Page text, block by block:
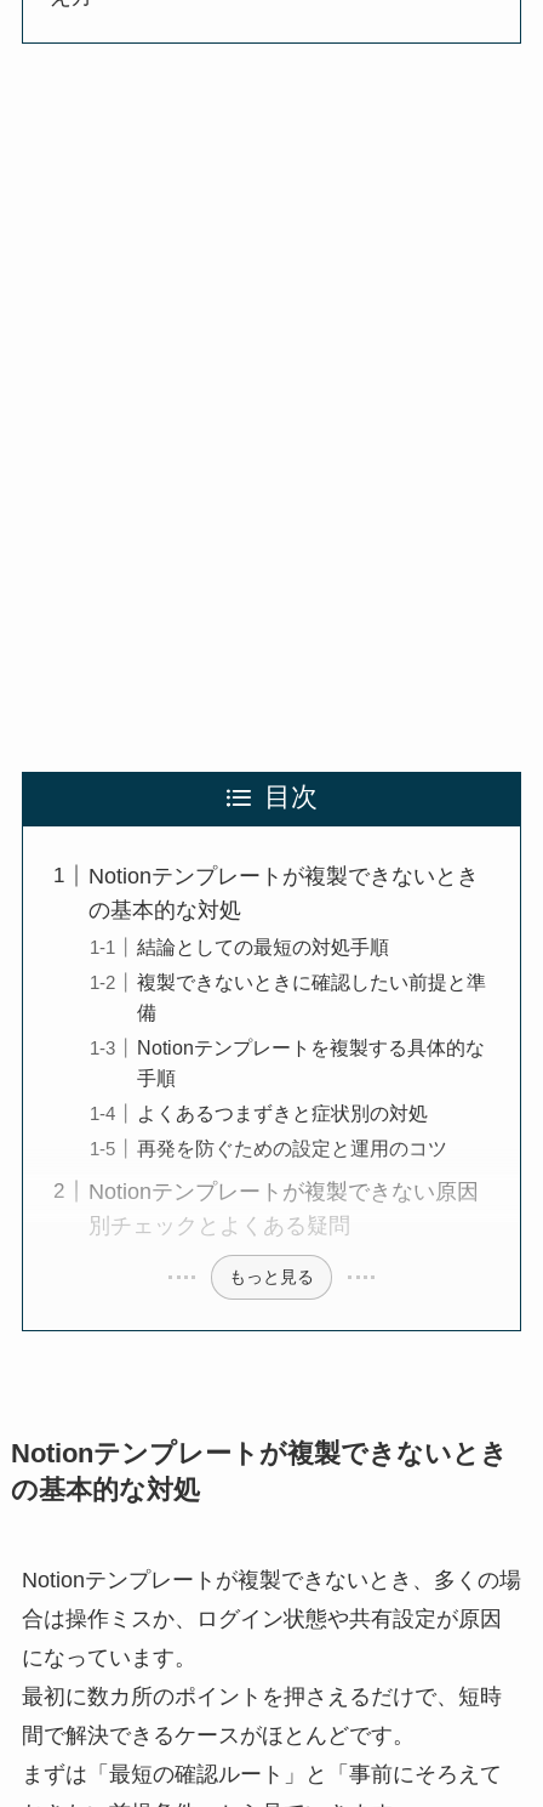
目次
Notionテンプレートが複製できないとき
の基本的な対処
結論としての最短の対処手順
複製できないときに確認したい前提と準
備
Notionテンプレートを複製する具体的な
手順
よくあるつまずきと症状別の対処
再発を防ぐための設定と運用のコツ
Notionテンプレートが複製できない原因
別チェックとよくある疑問
もっと見る
Notionテンプレートが複製できないとき
の基本的な対処
Notionテンプレートが複製できないとき、多くの場
合は操作ミスか、ログイン状態や共有設定が原因
になっています。
最初に数カ所のポイントを押さえるだけで、短時
間で解決できるケースがほとんどです。
まずは「最短の確認ルート」と「事前にそろえて